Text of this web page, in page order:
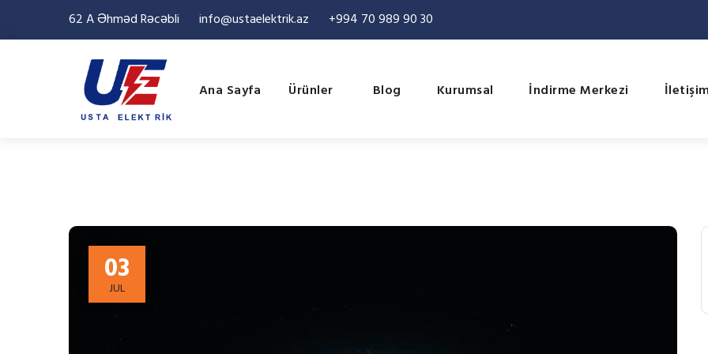
62 A Əhməd Rəcəbli info@ustaelektrik.az +994 70 989 90 30
Ana Sayfa Ürünler Blog Kurumsal İndirme Merkezi
03
JUL